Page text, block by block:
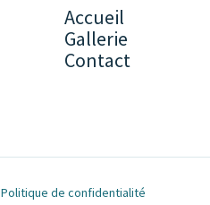
Accueil
Gallerie
Contact
Politique de confidentialité